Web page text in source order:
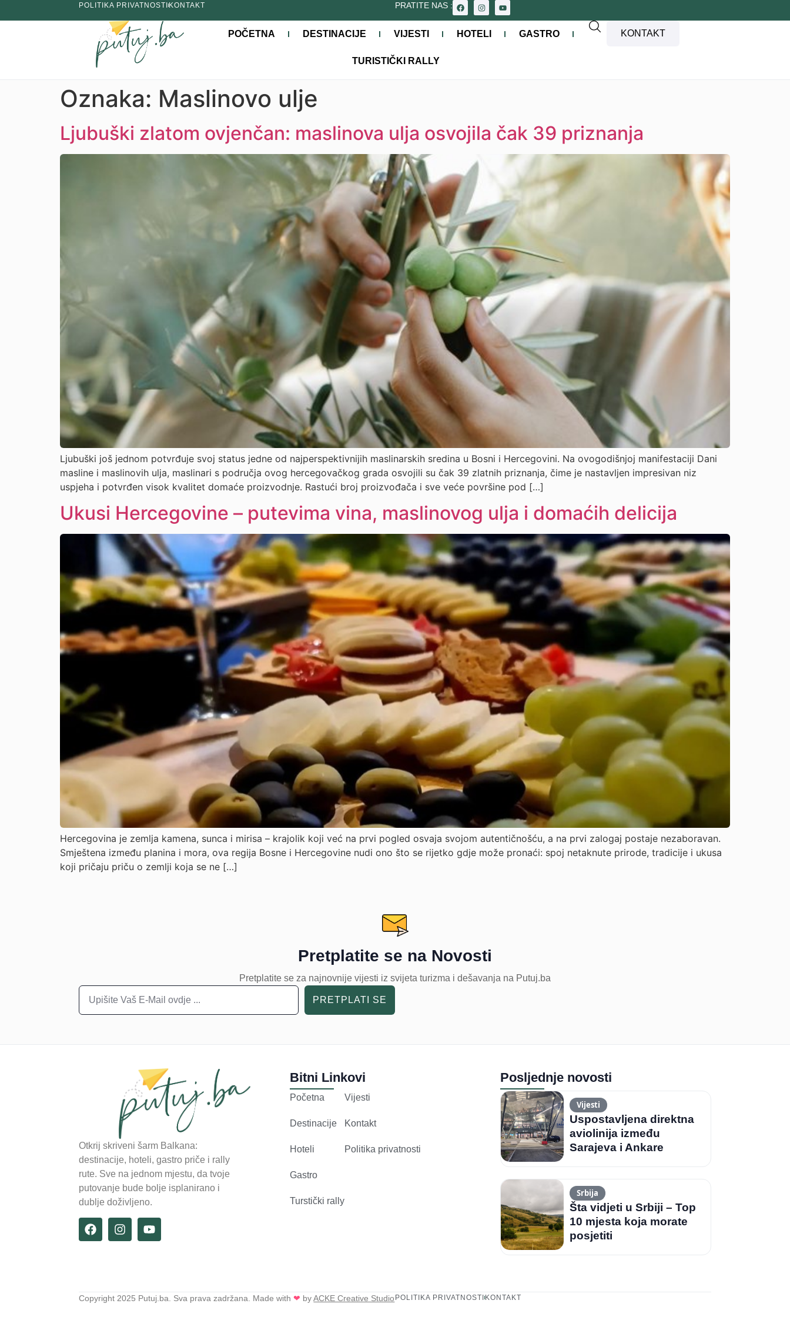
POLITIKA PRIVATNOSTIKONTAKT PRATITE NAS :
POČETNA DESTINACIJE VIJESTI HOTELI GASTRO
TURISTIČKI RALLY
KONTAKT
Oznaka: Maslinovo ulje
Ljubuški zlatom ovjenčan: maslinova ulja osvojila čak 39 priznanja
Ljubuški još jednom potvrđuje svoj status jedne od najperspektivnijih maslinarskih sredina u Bosni i Hercegovini. Na ovogodišnjoj manifestaciji Dani
masline i maslinovih ulja, maslinari s područja ovog hercegovačkog grada osvojili su čak 39 zlatnih priznanja, čime je nastavljen impresivan niz
uspjeha i potvrđen visok kvalitet domaće proizvodnje. Rastući broj proizvođača i sve veće površine pod […]
Ukusi Hercegovine – putevima vina, maslinovog ulja i domaćih delicija
Hercegovina je zemlja kamena, sunca i mirisa – krajolik koji već na prvi pogled osvaja svojom autentičnošću, a na prvi zalogaj postaje nezaboravan.
Smještena između planina i mora, ova regija Bosne i Hercegovine nudi ono što se rijetko gdje može pronaći: spoj netaknute prirode, tradicije i ukusa
koji pričaju priču o zemlji koja se ne […]
Pretplatite se na Novosti
Pretplatite se za najnovnije vijesti iz svijeta turizma i dešavanja na Putuj.ba
PRETPLATI SE
Otkrij skriveni šarm Balkana:
destinacije, hoteli, gastro priče i rally
rute. Sve na jednom mjestu, da tvoje
putovanje bude bolje isplanirano i
dublje doživljeno.
Bitni Linkovi
Početna
Destinacije
Hoteli
Gastro
Turstički rally
Vijesti
Kontakt
Politika privatnosti
Posljednje novosti
Vijesti
Uspostavljena direktna
aviolinija između
Sarajeva i Ankare
Srbija
Šta vidjeti u Srbiji – Top
10 mjesta koja morate
posjetiti
Copyright 2025 Putuj.ba. Sva prava zadržana. Made with❤ byACKE Creative Studio POLITIKA PRIVATNOSTI KONTAKT